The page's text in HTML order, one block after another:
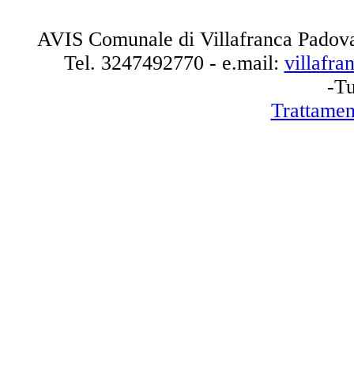
AVIS Comunale di Villafranca
Tel. 3247492770 - e.mail:
-